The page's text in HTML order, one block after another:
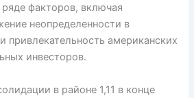
факторов, включая
неопределенности в
привлекательность американских
инвесторов.
в районе 1,11 в конце